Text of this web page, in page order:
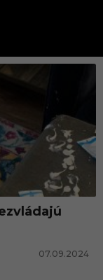
07.09.2024